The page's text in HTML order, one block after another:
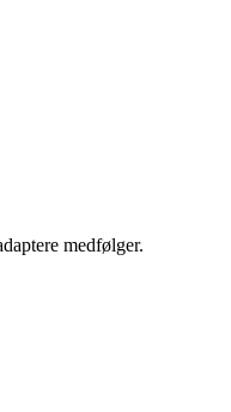
medfølger.